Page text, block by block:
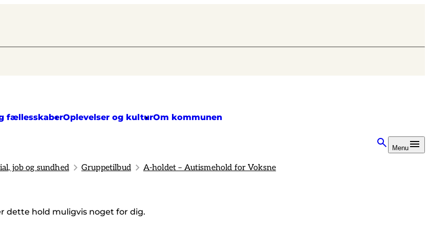
fællesskaberOplevelser og kulturOm kommunen
Menu
job og sundhed Gruppetilbud A-holdet – Autismehold for Voksne
dette hold muligvis noget for dig.